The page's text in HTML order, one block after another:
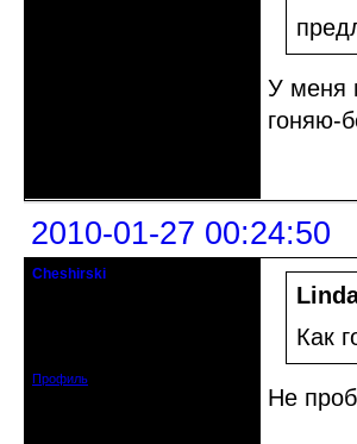
У меня
гоняю-
2010-01-27 00:24:50
Cheshirski
Профиль
Как
Не